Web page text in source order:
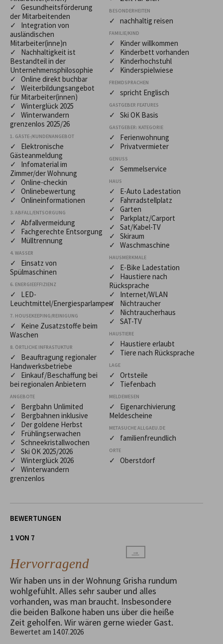
✓ Gesundheitsförderung
der Mitarbeitenden
✓ Integration von
ausländischen
Mitarbeiter(inne)n
✓ Nachhaltigkeit ist
Bestandteil in der
Unternehmensphilosophie
✓ Online direkt buchbar
✓ Weiterbildungsangebot
für Mitarbeiter(innen)
✓ Winterglück 2025
✓ Winterwandern
grenzenlos 2025/26
1. GÄSTE-/KUNDENANGEBOT
✓ Elektronische
Gästeanmeldung
✓ Infomaterial im
Zimmer/der Wohnung
✓ Online-checkin
✓ Onlinebewertung
✓ Onlineinformationen
3. ABFALL/ENTSORGUNG
✓ Abfallvermeidung
✓ Fachgerechte Entsorgung
✓ Mülltrennung
4. WASSER
✓ Einsatz von
Spülmaschinen
6. ENERGIEEFFIZIENZ
✓ LED-
Leuchtmittel/Energiesparlampen
7. HOUSEKEEPING/REINIGUNG
✓ Keine Zusatzstoffe beim
Waschen
8. ÖRTLICHE INFRASTUKTUR
✓ Beauftragung regionaler
Handwerksbetriebe
✓ Einkauf/Beschaffung bei
bei regionalen Anbietern
ANGEBOTE
✓ Bergbahn Unlimited
✓ Bergbahnen inklusive
✓ Der goldene Herbst
✓ Frühlingserwachen
✓ Schneekristallwochen
✓ Ski OK 2025/2026
✓ Winterglück 2026
✓ Winterwandern
grenzenlos
BESONDERHEITEN
✓ nachhaltig reisen
FAMILIE/KIND
✓ Kinder willkommen
✓ Kinderbett vorhanden
✓ Kinderhochstuhl
✓ Kinderspielwiese
FREMDSPRACHEN
✓ spricht Englisch
GASTGEBER FEATURES
✓ Ski OK Basis
GASTGEBER: KATEGORIE
✓ Ferienwohnung
✓ Privatvermieter
GENUSS
✓ Semmelservice
HAUS
✓ E-Auto Ladestation
✓ Fahrradstellplatz
✓ Garten
✓ Parkplatz/Carport
✓ Sat/Kabel-TV
✓ Skiraum
✓ Waschmaschine
HAUSMERKMALE
✓ E-Bike Ladestation
✓ Haustiere nach
Rücksprache
✓ Internet/WLAN
✓ Nichtraucher
✓ Nichtraucherhaus
✓ SAT-TV
HAUSTIERE
✓ Haustiere erlaubt
✓ Tiere nach Rücksprache
LAGE
✓ Ortsteile
✓ Tiefenbach
MELDEWESEN
✓ Eigenarchivierung
Meldescheine
METASUCHE ALLGAEU.DE
✓ familienfreundlich
ORTE
✓ Oberstdorf
BEWERTUNGEN
1 VON 7
→
Hervorragend
Wir haben uns in der Wohnung Grisha rundum
wohlgefühlt. Alles sehr sauber und alles
vorhanden, was man braucht. Insbesondere
die beiden Balkone haben uns über die heiße
Zeit geholfen. Wir wären gerne wieder Gast.
Bewertet am 14.07.2026